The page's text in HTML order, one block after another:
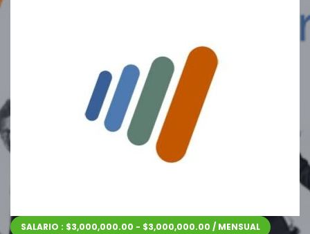
SALARIO : $3,000,000.00 - $3,000,000.00 / MENSUAL